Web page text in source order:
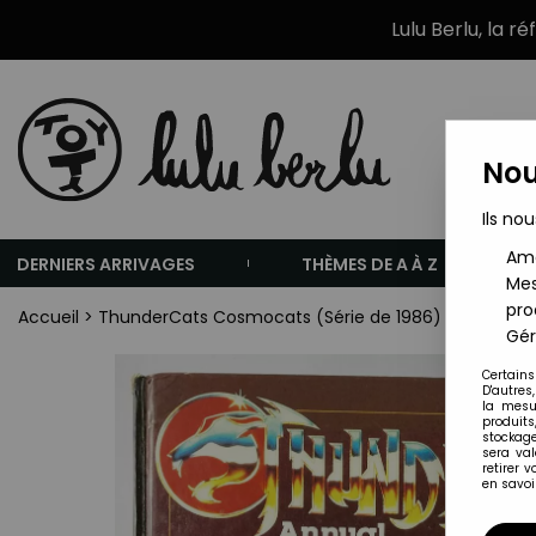
Lulu Berlu, la
DERNIERS ARRIVAGES THÈMES DE A À Z
Accueil > ThunderCats Cosmocats (Série de 1986)
Ils
la
sera
retirer
en